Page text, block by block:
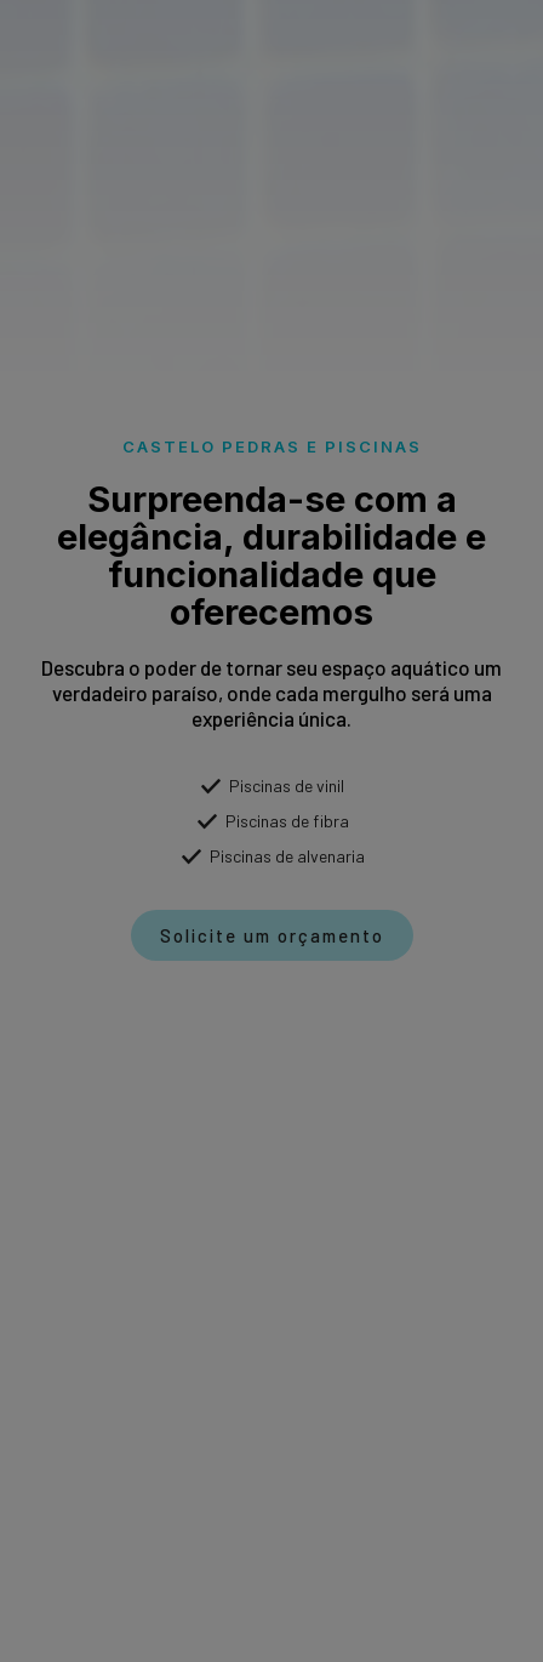
CASTELO PEDRAS E PISCINAS
Surpreenda-se com a
elegância, durabilidade e
funcionalidade que
oferecemos
Descubra o poder de tornar seu espaço aquático um
verdadeiro paraíso, onde cada mergulho será uma
experiência única.
Piscinas de vinil
Piscinas de fibra
Piscinas de alvenaria
Solicite um orçamento